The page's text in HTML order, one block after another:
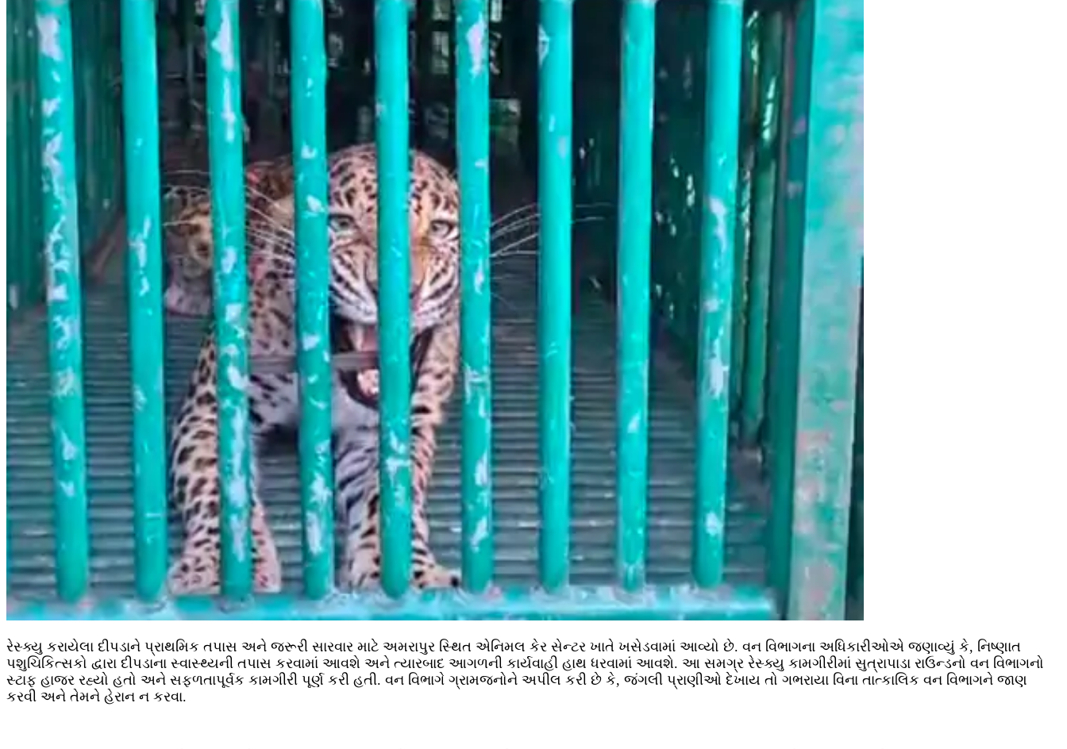
રેસ્ક્યુ કરાયેલા દીપડાને પ્રાથમિક તપાસ અને જરૂરી સારવાર માટે અમરાપુર સ્થિત એનિમલ કેર સેન્ટર ખાતે ખસેડવામાં આવ્યો છે. વન વિભાગના અધિકારીઓએ જણાવ્યું કે, નિષ્ણાત
પશુચિકિત્સકો દ્વારા દીપડાના સ્વાસ્થ્યની તપાસ કરવામાં આવશે અને ત્યારબાદ આગળની કાર્યવાહી હાથ ધરવામાં આવશે. આ સમગ્ર રેસ્ક્યુ કામગીરીમાં સુત્રાપાડા રાઉન્ડનો વન વિભાગનો
સ્ટાફ હાજર રહ્યો હતો અને સફળતાપૂર્વક કામગીરી પૂર્ણ કરી હતી. વન વિભાગે ગ્રામજનોને અપીલ કરી છે કે, જંગલી પ્રાણીઓ દેખાય તો ગભરાયા વિના તાત્કાલિક વન વિભાગને જાણ
કરવી અને તેમને હેરાન ન કરવા.